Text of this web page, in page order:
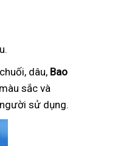
dâu, Bao
sắc và
sử dụng.